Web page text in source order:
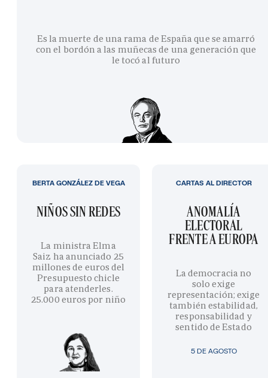
Es la muerte de una rama de España que se amarró
con el bordón a las muñecas de una generación que
le tocó al futuro
NIÑOS SIN REDES
La ministra Elma
Saiz ha anunciado 25
millones de euros del
Presupuesto chicle
para atenderles.
25.000 euros por niño
BERTA GONZÁLEZ DE VEGA
5 DE AGOSTO
ANOMALÍA
ELECTORAL
FRENTE A EUROPA
La democracia no
solo exige
representación; exige
también estabilidad,
responsabilidad y
sentido de Estado
CARTAS AL DIRECTOR